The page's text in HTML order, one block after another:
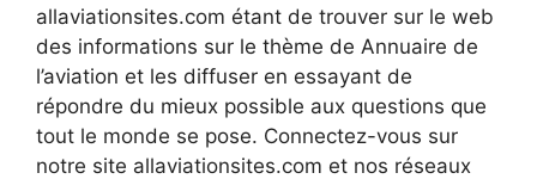
allaviationsites.com étant de trouver sur le web
des informations sur le thème de Annuaire de
l’aviation et les diffuser en essayant de
répondre du mieux possible aux questions que
tout le monde se pose. Connectez-vous sur
notre site allaviationsites.com et nos réseaux